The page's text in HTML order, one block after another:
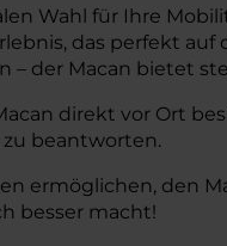
Wahl für Ihre
das perfekt
– der Macan bietet
direkt vor Ort
zu beantworten.
ermöglichen, den
besser macht!